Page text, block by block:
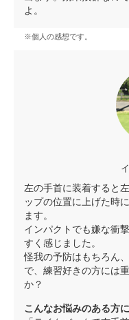
よ。
※個人の感想です。
左の手首に装着すると
ップの位置に上げた時
ます。
インパクトでも嫌な衝
すく感じました。
怪我の予防はもちろん
で、練習好きの方には
か？
こんなお悩みのある方